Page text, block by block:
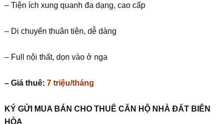
– Tiện ích xung quanh đa dạng, cao cấp
– Di chuyển thuân tiện, dễ dàng
– Full nội thất, dọn vào ở nga
– Giá thuê: 7 triệu/tháng
KÝ GỬI MUA BÁN CHO THUÊ CĂ N HỘNHÀ ĐẤT BIÊN
HÒA